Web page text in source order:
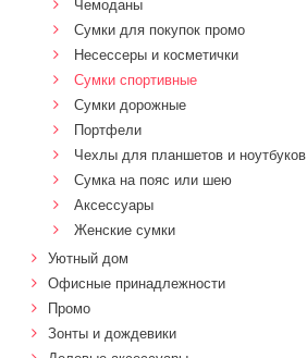
Чемоданы
Сумки для покупок промо
Несессеры и косметички
Сумки спортивные
Сумки дорожные
Портфели
Чехлы для планшетов и ноутбуков
Сумка на пояс или шею
Аксессуары
Женские сумки
Уютный дом
Офисные принадлежности
Промо
Зонты и дождевики